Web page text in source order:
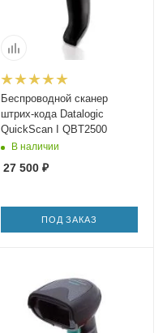
Беспроводной сканер
штрих-кода Datalogic
QuickScan I QBT2500
В наличии
27 500₽
ПОД ЗАКАЗ